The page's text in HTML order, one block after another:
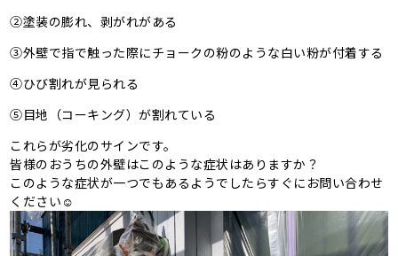
②塗装の膨れ、剥がれがある
③外壁で指で触った際にチョークの粉のような白い粉が付着する
④ひび割れが見られる
⑤目地（コーキング）が割れている
これらが劣化のサインです。
皆様のおうちの外壁はこのような症状はありますか？
このような症状が一つでもあるようでしたらすぐにお問い合わせ
ください☺